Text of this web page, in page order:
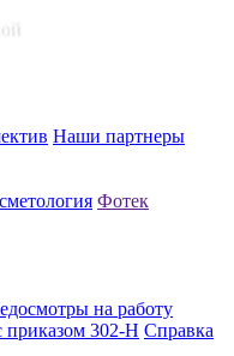
Наши партнеры
Фотек
на работу
приказом 302-Н Справка